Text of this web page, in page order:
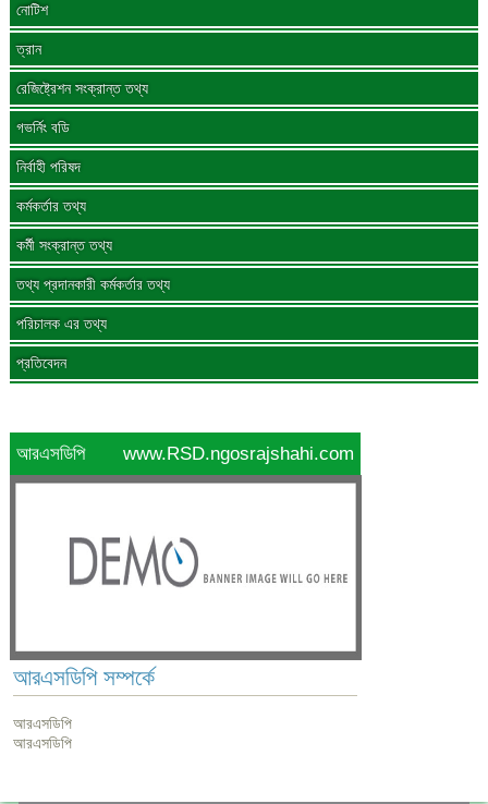
নোটিশ
ত্রান
রেজিষ্ট্রেশন সংক্রান্ত তথ্য
গভর্নিং বডি
নির্বাহী পরিষদ
কর্মকর্তার তথ্য
কর্মী সংক্রান্ত তথ্য
তথ্য প্রদানকারী কর্মকর্তার তথ্য
পরিচালক এর তথ্য
প্রতিবেদন
আরএসডিপি www.RSD.ngosrajshahi.com
আরএসডিপি সম্পর্কে
আরএসডিপি
আরএসডিপি